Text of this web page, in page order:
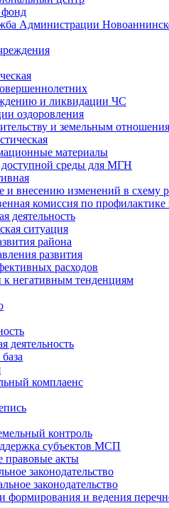
Администрации
и ликвидации ЧС
оздоровления
и земельным
материалы
среды для МГН
и внесению изменений в схему
комиссия по
деятельность
ситуация
района
развития
расходов
негативным тенденциям
деятельность
комплаенс
контроль
субъектов МСП
правовые акты
законодательство
законодательство
формирования и ведения